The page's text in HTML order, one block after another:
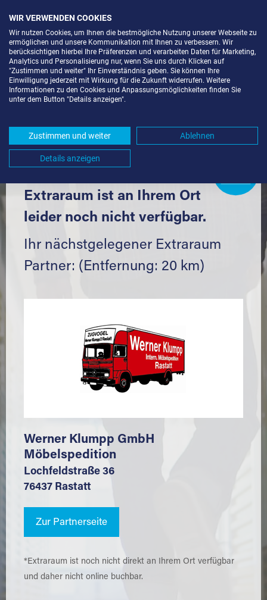
SELF STORAGE IN KARLSRUHE-
Komfortabel einlagern mit Extraraum
Extraraum ist an Ihrem Ort
leider noch nicht verfügbar.
Ihr nächstgelegener Extraraum
Partner: (Entfernung: 20 km)
Werner Klumpp GmbH
Möbelspedition
Lochfeldstraße 36
76437 Rastatt
Zur Partnerseite
*Extraraum ist noch nicht direkt an Ihrem Ort verfügbar
und daher nicht online buchbar.
WIR VERWENDEN COOKIES
Wir nutzen Cookies, um Ihnen die bestmögliche Nutzung unserer Webseite zu
ermöglichen und unsere Kommunikation mit Ihnen zu verbessern. Wir
berücksichtigen hierbei Ihre Präferenzen und verarbeiten Daten für Marketing,
Analytics und Personalisierung nur, wenn Sie uns durch Klicken auf
"Zustimmen und weiter" Ihr Einverständnis geben. Sie können Ihre
Einwilligung jederzeit mit Wirkung für die Zukunft widerrufen. Weitere
Informationen zu den Cookies und Anpassungsmöglichkeiten finden Sie
unter dem Button "Details anzeigen".
Zustimmen und weiter Ablehnen
Details anzeigen